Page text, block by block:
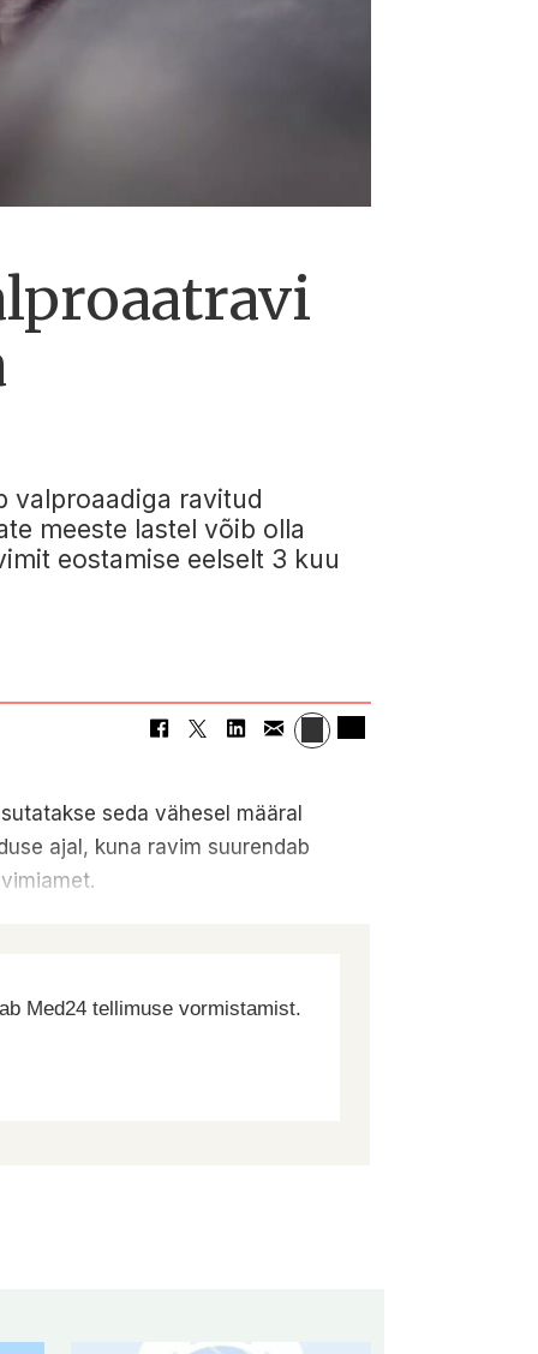
valproaadiga ravitud
meeste lastel võib olla
eostamise eelselt 3 kuu
seda vähesel määral
ajal, kuna ravim suurendab
Med24 tellimuse vormistamist.